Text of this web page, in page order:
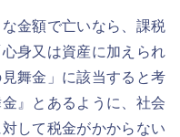
金額で亡いなら、課税
身又は資産に加えられ
舞金」に該当すると考
』とあるように、社会
して税金がかからない